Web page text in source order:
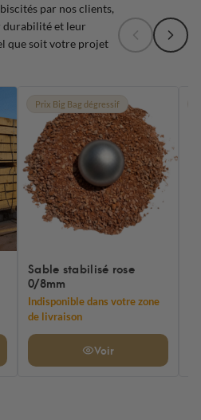
par nos clients,
durabilité et leur
que soit votre projet
Prix Big Bag dégressif
Sable stabilisé rose
0/8mm
Indisponible dans votre zone
de livraison
Voir